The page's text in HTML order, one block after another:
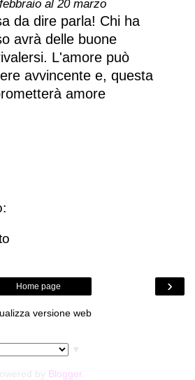
al 20 marzo
da dire parla! Chi ha
avrà delle buone
L'amore può
avvincente e, questa
amore
›
Home page
versione web
Blogger.